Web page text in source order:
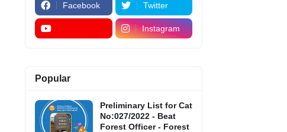
Facebook Twitter
Instagram
Popular
Preliminary List for Cat
No:027/2022 - Beat
Forest Officer - Forest